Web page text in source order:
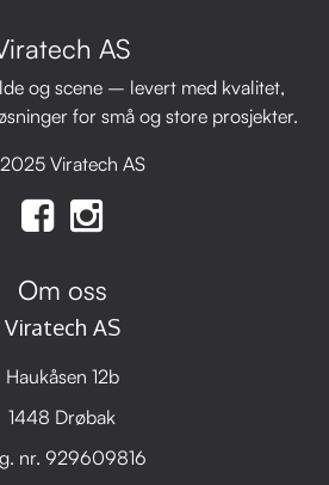
AS
og scene – levert med kvalitet,
for små og store prosjekter.
Viratech AS
Om oss
Viratech AS
Haukåsen 12b
1448 Drøbak
nr. 929609816